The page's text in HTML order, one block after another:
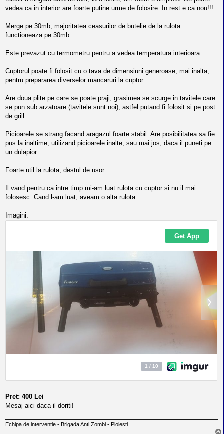
l
o
s
i
u
r
u
t
e
d
i
R
o
m
a
i
vedea ca in interior are foarte putine urme de folosire. In rest e ca nou!!!
Merge pe 30mb, majoritatea ceasurilor de butelie de la rulota
functioneaza pe 30mb.
Este prevazut cu termometru pentru a vedea temperatura interioara.
Cuptorul poate fi folosit cu o tava de dimensiuni generoase, mai inalta,
pentru prepararea diverselor mancaruri la cuptor.
Are doua plite pe care se poate praji, grasimea se scurge in tavitele care
se pun sub arzatoare (tavitele sunt noi), astfel putand fi folosit si pe post
de grill.
Picioarele se strang facand aragazul foarte stabil. Are posibilitatea sa fie
pus la inaltime, utilizand picioarele inalte, sau mai jos, daca il puneti pe
un dulapior.
Foarte util la rulota, destul de usor.
Il vand pentru ca intre timp mi-am luat rulota cu cuptor si nu il mai
folosesc. Cand l-am luat, aveam o alta rulota.
Imagini:
Pret: 400 Lei
Mesaj aici daca il doriti!
Echipa de interventie - Brigada Anti Zombi - Ploiesti